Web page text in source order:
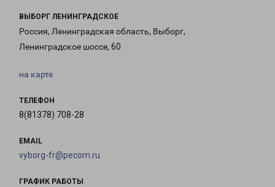
ВЫБОРГ ЛЕНИНГРАДСКОЕ
Россия, Ленинградская область, Выборг,
Ленинградское шоссе, 60
на карте
ТЕЛЕФОН
8(81378) 708-28
EMAIL
vyborg-fr@pecom.ru
ГРАФИК РАБОТЫ